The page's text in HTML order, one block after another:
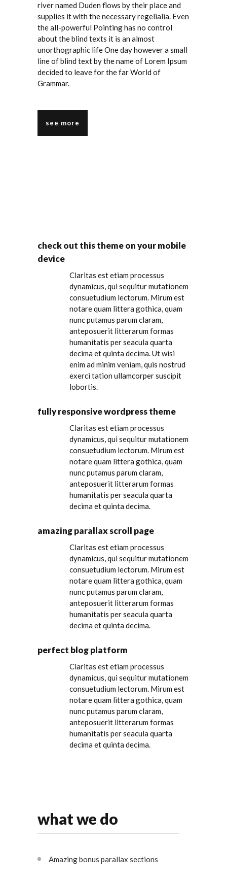
river named Duden flows by their place and
supplies it with the necessary regelialia. Even
the all-powerful Pointing has no control
about the blind texts it is an almost
unorthographic life One day however a small
line of blind text by the name of Lorem Ipsum
decided to leave for the far World of
Grammar.
see more
check out this theme on your mobile
device
Claritas est etiam processus
dynamicus, qui sequitur mutationem
consuetudium lectorum. Mirum est
notare quam littera gothica, quam
nunc putamus parum claram,
anteposuerit litterarum formas
humanitatis per seacula quarta
decima et quinta decima. Ut wisi
enim ad minim veniam, quis nostrud
exerci tation ullamcorper suscipit
lobortis.
fully responsive wordpress theme
Claritas est etiam processus
dynamicus, qui sequitur mutationem
consuetudium lectorum. Mirum est
notare quam littera gothica, quam
nunc putamus parum claram,
anteposuerit litterarum formas
humanitatis per seacula quarta
decima et quinta decima.
amazing parallax scroll page
Claritas est etiam processus
dynamicus, qui sequitur mutationem
consuetudium lectorum. Mirum est
notare quam littera gothica, quam
nunc putamus parum claram,
anteposuerit litterarum formas
humanitatis per seacula quarta
decima et quinta decima.
perfect blog platform
Claritas est etiam processus
dynamicus, qui sequitur mutationem
consuetudium lectorum. Mirum est
notare quam littera gothica, quam
nunc putamus parum claram,
anteposuerit litterarum formas
humanitatis per seacula quarta
decima et quinta decima.
what we do
Amazing bonus parallax sections